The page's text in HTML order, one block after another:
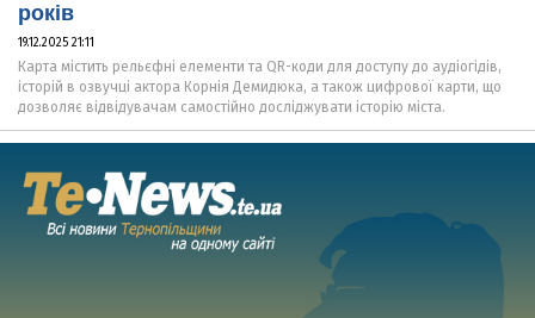
років
19.12.2025 21:11
Карта містить рельєфні елементи та QR-коди для доступу до аудіогідів,
історій в озвучці актора Корнія Демидюка, а також цифрової карти, що
дозволяє відвідувачам самостійно досліджувати історію міста.